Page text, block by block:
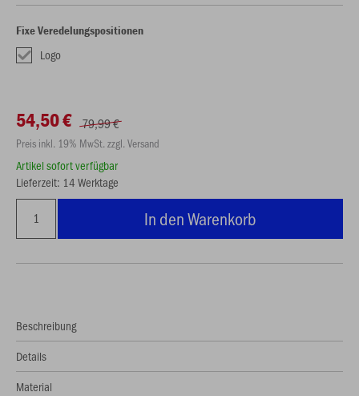
Fixe Veredelungspositionen
Logo
54,50 € 79,99 €
Preis inkl. 19% MwSt. zzgl. Versand
Artikel sofort verfügbar
Lieferzeit: 14 Werktage
In den Warenkorb
Beschreibung
Details
Material